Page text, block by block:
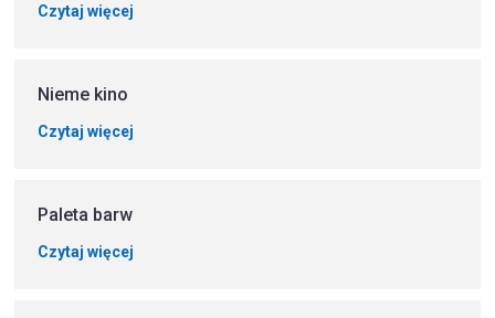
Czytaj więcej
Nieme kino
Czytaj więcej
Paleta barw
Czytaj więcej